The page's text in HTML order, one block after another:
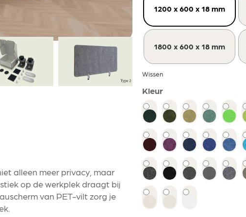
alleen meer privacy, maar
op de werkplek draagt bij
van PET-vilt zorg je
1200 x 600 x 18 mm
1800 x 600 x 18 mm
Wissen
Kleur